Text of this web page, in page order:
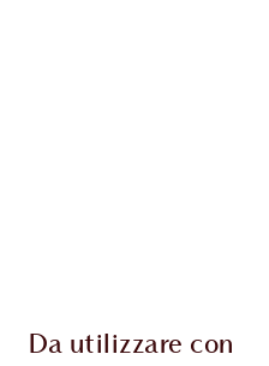
Da utilizzare con